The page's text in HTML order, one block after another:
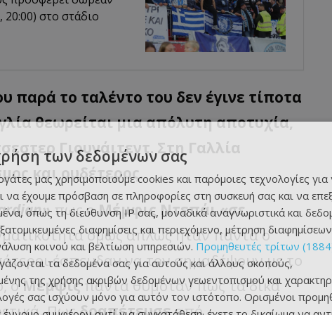
20:00) στο στάδιο
παρά το ταλέντο του δεν έγινε τίποτα
θεωρείται μια απόλυτη αποτυχία,
Γιουνάιτεντ. Στη Γαλλία
και ουδέτερος.
πως οΜέμφις Ντεπάι«σε
όμως απλώς ήταν πάντα ο
έσπευδαν να τον σημαδέψουν με το
οΜέμφιςπάντα θυμόταν πως τα δικά
των δεδομένων σας
μας χρησιμοποιούμε cookies και παρόμοιες τεχνολογίες για
να έχουμε πρόσβαση σε πληροφορίες στη συσκευή σας και να
όπως τη διεύθυνση IP σας, μοναδικά αναγνωριστικά και
διαφημίσεις και περιεχόμενο, μέτρηση διαφημίσεων
κοινού και βελτίωση υπηρεσιών. Προμηθευτές τρίτων
τα δεδομένα σας για αυτούς και άλλους σκοπούς,
της χρήσης ακριβών δεδομένων γεωεντοπισμού και
σας ισχύουν μόνο για αυτόν τον ιστότοπο. Ορισμένοι